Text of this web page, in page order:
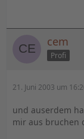
cem
Profi
21. Juni 2003 um
und auserdem
mir aus bruchen